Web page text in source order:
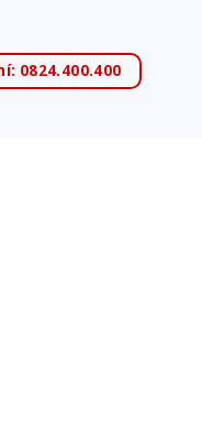
0824.400.400